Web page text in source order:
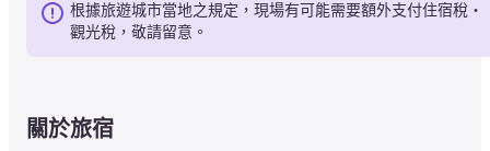
根據旅遊城市當地之規定，現場有可能需要額外支付住宿稅・
觀光稅，敬請留意。
關於旅宿